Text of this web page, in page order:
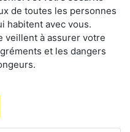
de toutes les personnes
habitent avec vous.
veillent à assurer votre
et les dangers